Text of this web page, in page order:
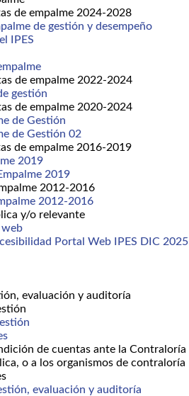
de empalme 2024-2028
de gestión y desempeño
IPES
de empalme 2022-2024
gestión
de empalme 2020-2024
de Gestión
de Gestión 02
de empalme 2016-2019
2019
2019
2012-2016
2012-2016
y/o relevante
web
Portal Web IPES DIC 2025
evaluación y auditoría
de cuentas ante la Contraloría
o a los organismos de contraloría
evaluación y auditoría